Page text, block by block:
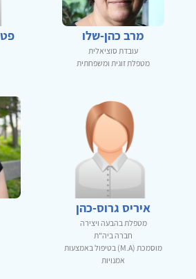
מרב כהן-שלו
עובדת סוציאלית
מטפלת זוגית ומשפחתית
איריס גרוס-כהן
מטפלת בהבעה ויצירה
חברה ביה"ת
מוסמכת (M.A) בטיפול באמצעות
אמנויות